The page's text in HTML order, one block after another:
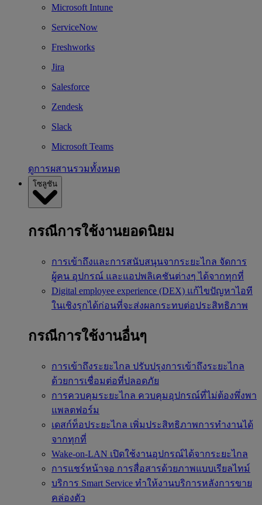
Microsoft Intune
ServiceNow
Freshworks
Jira
Salesforce
Zendesk
Slack
Microsoft Teams
ดูการผสานรวมทั้งหมด
โซลูชัน
กรณีการใช้งานยอดนิยม
การเข้าถึงและการสนับสนุนจากระยะไกล จัดการ
ผู้คน อุปกรณ์ และแอปพลิเคชันต่างๆ ได้จากทุกที่
Digital employee experience (DEX) แก้ไขปัญหาไอที
ในเชิงรุกได้ก่อนที่จะส่งผลกระทบต่อประสิทธิภาพ
กรณีการใช้งานอื่นๆ
การเข้าถึงระยะไกล ปรับปรุงการเข้าถึงระยะไกล
ด้วยการเชื่อมต่อที่ปลอดภัย
การควบคุมระยะไกล ควบคุมอุปกรณ์ที่ไม่ต้องพึ่งพา
แพลตฟอร์ม
เดสก์ท็อประยะไกล เพิ่มประสิทธิภาพการทำงานได้
จากทุกที่
Wake-on-LAN เปิดใช้งานอุปกรณ์ได้จากระยะไกล
การแชร์หน้าจอ การสื่อสารด้วยภาพแบบเรียลไทม์
บริการ Smart Service ทำให้งานบริการหลังการขาย
คล่องตัว